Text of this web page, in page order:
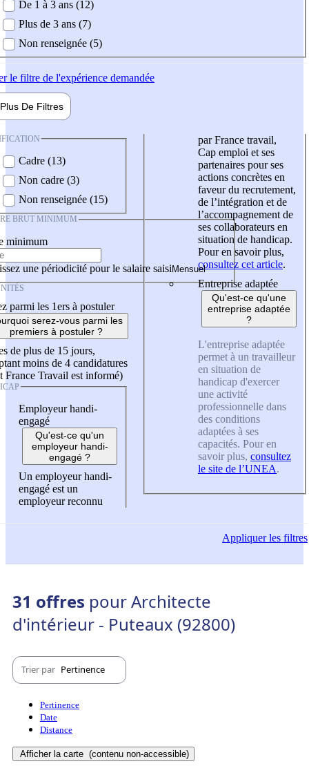
De 1 à 3 ans (12)
Plus de 3 ans (7)
Non renseignée (5)
le filtre de l'expérience demandée
Plus De Filtres
Cadre (13)
Non cadre (3)
Non renseignée (15)
BRUT MINIMUM
minimum
une périodicité pour le salaire saisi
parmi les 1ers à postuler
serez-vous parmi les
premiers à postuler ?
de plus de 15 jours,
moins de 4 candidatures
France Travail est informé)
Employeur handi-
engagé
Qu'est-ce qu'un
employeur handi-
engagé ?
Un employeur handi-
engagé est un
employeur reconnu
par France travail,
Cap emploi et ses
partenaires pour ses
actions concrètes en
faveur du recrutement,
de l’intégration et de
l’accompagnement de
ses collaborateurs en
situation de handicap.
Pour en savoir plus,
consultez cet article.
Entreprise adaptée
Qu'est-ce qu'une
entreprise adaptée
?
L'entreprise adaptée
permet à un travailleur
en situation de
handicap d'exercer
une activité
professionnelle dans
des conditions
adaptées à ses
capacités. Pour en
savoir plus, consultez
le site de l’UNEA.
Appliquerles filtres
31 offres pour Architecte
d'intérieur - Puteaux (92800)
Trier par Pertinence
Pertinence
Date
Distance
Afficher la carte (contenu non-accessible)